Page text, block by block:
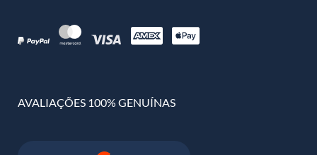
AVALIAÇÕES 100% GENUÍNAS